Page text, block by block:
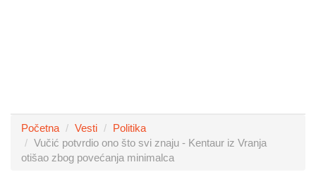
Početna Vesti
Politika
Vučić potvrdio ono što svi znaju - Kentaur iz Vranja
otišao zbog povećanja minimalca